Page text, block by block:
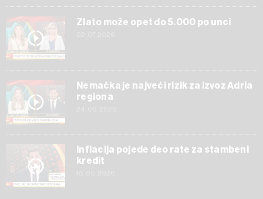
Zlato može opet do 5.000 po unci
Nemačka je najveći rizik za izvoz Adria
regiona
Inflacija pojede deo rate za stambeni
kredit